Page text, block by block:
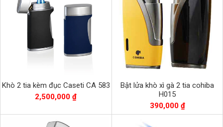
Khò 2 tia kèm đục Caseti CA 583
2,500,000 ₫
Bật lửa khò xì gà 2 tia cohiba
H015
390,000 ₫